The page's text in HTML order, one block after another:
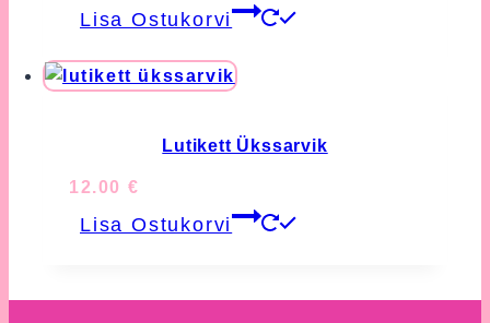
Lisa Ostukorvi
Lutikett Ükssarvik
12.00 €
Lisa Ostukorvi